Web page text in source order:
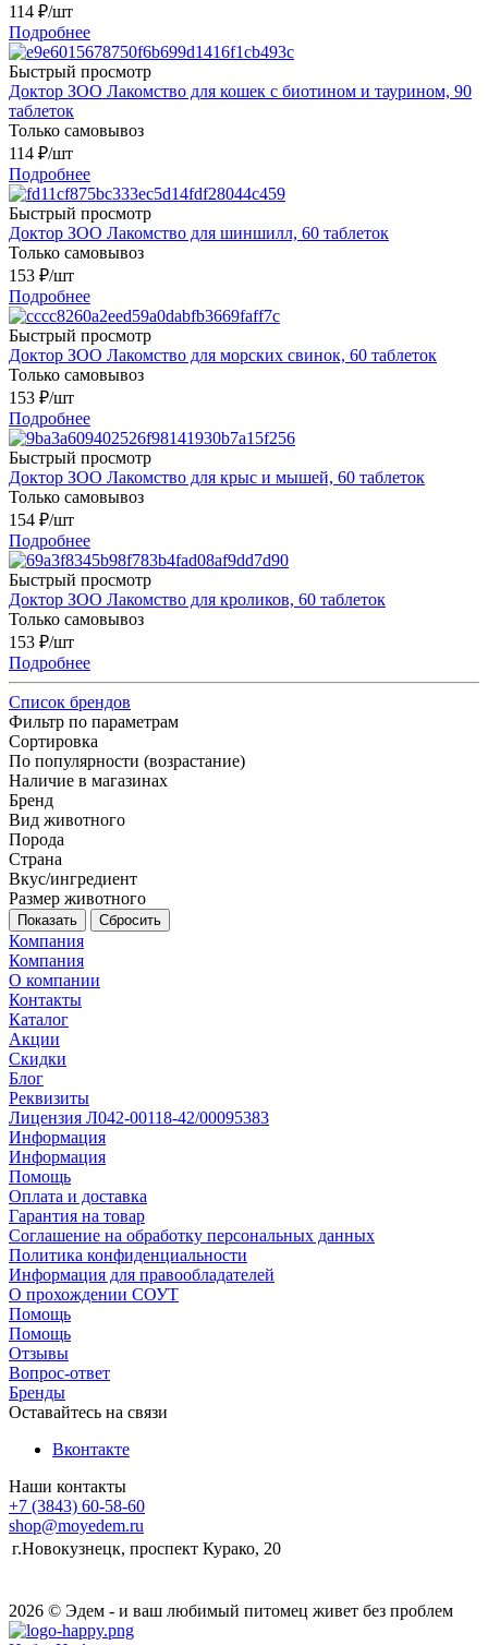
114 ₽/шт
Подробнее
Быстрый просмотр
Доктор ЗОО Лакомство для кошек с биотином и таурином, 90
таблеток
Только самовывоз
114 ₽/шт
Подробнее
Быстрый просмотр
Доктор ЗОО Лакомство для шиншилл, 60 таблеток
Только самовывоз
153 ₽/шт
Подробнее
Быстрый просмотр
Доктор ЗОО Лакомство для морских свинок, 60 таблеток
Только самовывоз
153 ₽/шт
Подробнее
Быстрый просмотр
Доктор ЗОО Лакомство для крыс и мышей, 60 таблеток
Только самовывоз
154 ₽/шт
Подробнее
Быстрый просмотр
Доктор ЗОО Лакомство для кроликов, 60 таблеток
Только самовывоз
153 ₽/шт
Подробнее
Список брендов
Фильтр по параметрам
Сортировка
По популярности (возрастание)
Наличие в магазинах
Бренд
Вид животного
Порода
Страна
Вкус/ингредиент
Размер животного
Сбросить
Компания
Компания
О компании
Контакты
Каталог
Акции
Скидки
Блог
Реквизиты
Лицензия Л042-00118-42/00095383
Информация
Информация
Помощь
Оплата и доставка
Гарантия на товар
Соглашение на обработку персональных данных
Политика конфиденциальности
Информация для правообладателей
О прохождении СОУТ
Помощь
Помощь
Отзывы
Вопрос-ответ
Бренды
Оставайтесь на связи
Вконтакте
Наши контакты
+7 (3843) 60-58-60
shop@moyedem.ru
г.Новокузнецк, проспект Курако, 20
2026 © Эдем - и ваш любимый питомец живет без проблем